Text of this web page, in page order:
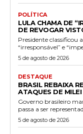
POLÍTICA
LULA CHAMA DE
DE REVOGAR
Presidente classificou
“irresponsável” e
5 de agosto de 2026
DESTAQUE
BRASIL REBAIXA
ATAQUES DE
Governo brasileiro
passa a ser
5 de agosto de 2026